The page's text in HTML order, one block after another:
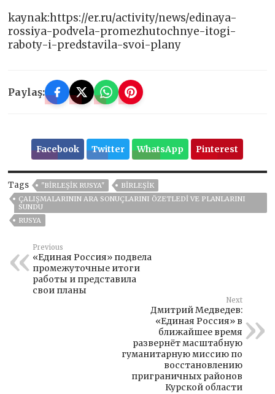
kaynak:https://er.ru/activity/news/edinaya-
rossiya-podvela-promezhutochnye-itogi-
raboty-i-predstavila-svoi-plany
Paylaş:
Facebook Twitter WhatsApp Pinterest
Tags "BIRLEŞIK RUSYA"
BIRLEŞIK
ÇALIŞMALARININ ARA SONUÇLARINI ÖZETLEDI VE PLANLARINI
SUNDU
RUSYA
Previous
«Единая Россия» подвела
промежуточные итоги
работы и представила
свои планы
Next
Дмитрий Медведев:
«Единая Россия» в
ближайшее время
развернёт масштабную
гуманитарную миссию по
восстановлению
приграничных районов
Курской области